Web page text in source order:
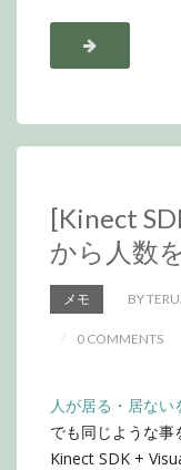
[Kinect
から人数
メモ BY
0 COMMENTS
人が居る・居な
でも同じような事
Kinect SDK +